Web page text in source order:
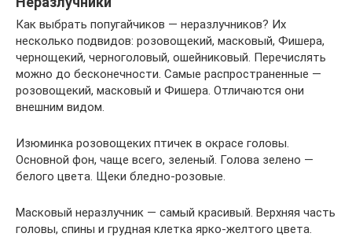
Как выбрать попугайчиков — неразлучников? Их
несколько подвидов: розовощекий, масковый, Фишера,
чернощекий, черноголовый, ошейниковый. Перечислять
можно до бесконечности. Самые распространенные —
розовощекий, масковый и Фишера. Отличаются они
внешним видом.
Изюминка розовощеких птичек в окрасе головы.
Основной фон, чаще всего, зеленый. Голова зелено —
белого цвета. Щеки бледно-розовые.
Масковый неразлучник — самый красивый. Верхняя часть
головы, спины и грудная клетка ярко-желтого цвета.